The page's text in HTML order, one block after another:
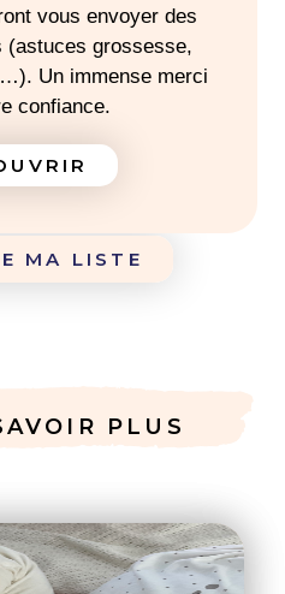
vous envoyer des
(astuces grossesse,
Un immense merci
confiance.
auto dos à la route
MA LISTE
PLUS